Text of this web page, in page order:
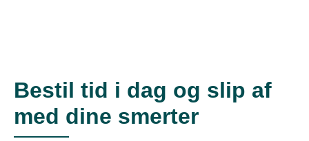
Bestil tid i dag og slip af
med dine smerter